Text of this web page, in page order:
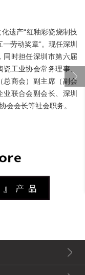
遗产“红釉彩瓷烧制技
劳动奖章”。现任深圳
同时担任深圳市第六届
瓷工业协会常务理事、
总商会）副主席（副会
联合会副会长、深圳
会会长等社会职务。